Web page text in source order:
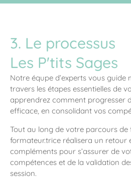
3. Le processus
Les P'tits Sages
Notre équpe d’experts vous
travers les étapes essentielles de
apprendrez comment progresser
efficace, en consolidant vos
Tout au long de votre parcours de
formateur.trice réalisera un retour
compléments pour s’assurer de
compétences et de la validation
session.